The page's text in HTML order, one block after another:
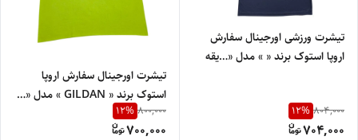
تیشرت ورزشی اورجینال سفارش
اروپا استوک برند « » مدل «…یقه
804,000
12%
704,000
تیشرت اورجینال سفارش اروپا
استوک برند « GILDAN » مدل «…
800,000
12%
700,000